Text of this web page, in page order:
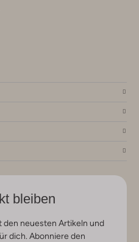
bleiben
den neuesten Artikeln und
dich. Abonniere den